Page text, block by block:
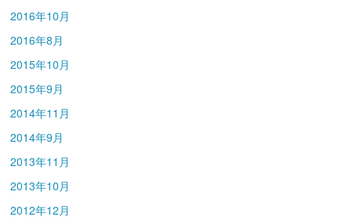
2016年10月
2016年8月
2015年10月
2015年9月
2014年11月
2014年9月
2013年11月
2013年10月
2012年12月